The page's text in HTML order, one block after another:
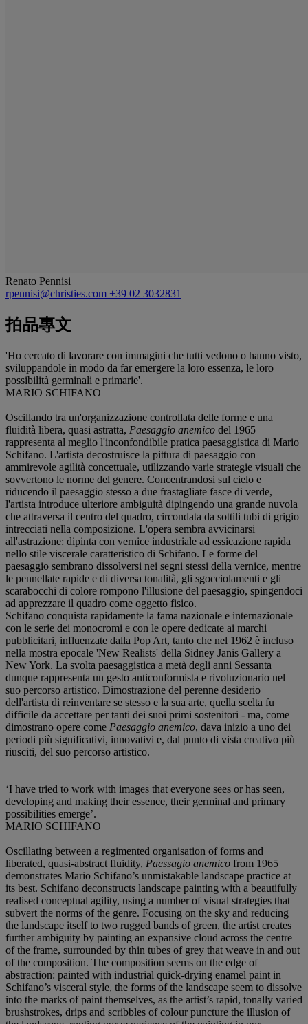
Renato Pennisi
rpennisi@christies.com +39 02 3032831
拍品專文
'Ho cercato di lavorare con immagini che tutti vedono o hanno visto,
sviluppandole in modo da far emergere la loro essenza, le loro
possibilità germinali e primarie'.
MARIO SCHIFANO
Oscillando tra un'organizzazione controllata delle forme e una
fluidità libera, quasi astratta, Paesaggio anemico del 1965
rappresenta al meglio l'inconfondibile pratica paesaggistica di Mario
Schifano. L'artista decostruisce la pittura di paesaggio con
ammirevole agilità concettuale, utilizzando varie strategie visuali che
sovvertono le norme del genere. Concentrandosi sul cielo e
riducendo il paesaggio stesso a due frastagliate fasce di verde,
l'artista introduce ulteriore ambiguità dipingendo una grande nuvola
che attraversa il centro del quadro, circondata da sottili tubi di grigio
intrecciati nella composizione. L'opera sembra avvicinarsi
all'astrazione: dipinta con vernice industriale ad essicazione rapida
nello stile viscerale caratteristico di Schifano. Le forme del
paesaggio sembrano dissolversi nei segni stessi della vernice, mentre
le pennellate rapide e di diversa tonalità, gli sgocciolamenti e gli
scarabocchi di colore rompono l'illusione del paesaggio, spingendoci
ad apprezzare il quadro come oggetto fisico.
Schifano conquista rapidamente la fama nazionale e internazionale
con le serie dei monocromi e con le opere dedicate ai marchi
pubblicitari, influenzate dalla Pop Art, tanto che nel 1962 è incluso
nella mostra epocale 'New Realists' della Sidney Janis Gallery a
New York. La svolta paesaggistica a metà degli anni Sessanta
dunque rappresenta un gesto anticonformista e rivoluzionario nel
suo percorso artistico. Dimostrazione del perenne desiderio
dell'artista di reinventare se stesso e la sua arte, quella scelta fu
difficile da accettare per tanti dei suoi primi sostenitori - ma, come
dimostrano opere come Paesaggio anemico, dava inizio a uno dei
periodi più significativi, innovativi e, dal punto di vista creativo più
riusciti, del suo percorso artistico.
‘I have tried to work with images that everyone sees or has seen,
developing and making their essence, their germinal and primary
possibilities emerge’.
MARIO SCHIFANO
Oscillating between a regimented organisation of forms and
liberated, quasi-abstract fluidity, Paessagio anemico from 1965
demonstrates Mario Schifano’s unmistakable landscape practice at
its best. Schifano deconstructs landscape painting with a beautifully
realised conceptual agility, using a number of visual strategies that
subvert the norms of the genre. Focusing on the sky and reducing
the landscape itself to two rugged bands of green, the artist creates
further ambiguity by painting an expansive cloud across the centre
of the frame, surrounded by thin tubes of grey that weave in and out
of the composition. The composition seems on the edge of
abstraction: painted with industrial quick-drying enamel paint in
Schifano’s visceral style, the forms of the landscape seem to dissolve
into the marks of paint themselves, as the artist’s rapid, tonally varied
brushstrokes, drips and scribbles of colour puncture the illusion of